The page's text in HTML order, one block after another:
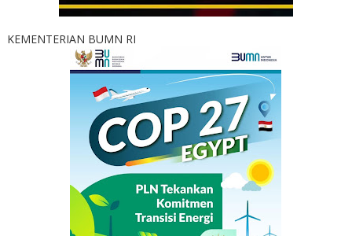
KEMENTERIAN BUMN RI